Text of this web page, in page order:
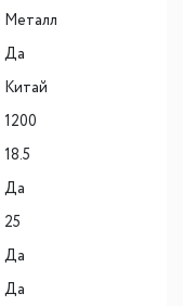
Металл
Да
Китай
1200
18.5
Да
25
Да
Да